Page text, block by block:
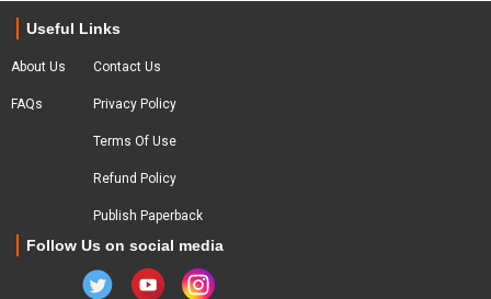
Useful Links
About Us
FAQs
Contact Us
Privacy Policy
Terms Of Use
Refund Policy
Publish Paperback
Follow Us on social media